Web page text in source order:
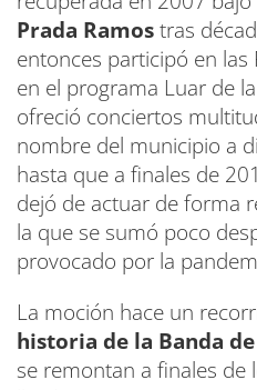
Prada Ramostras
entonces participó en las
en el programa Luar de
ofreció conciertos
nombre del municipio a
hasta que a finales de
dejó de actuar de forma
la que se sumó poco
provocado por la
La moción hace un
historia de la Banda
se remontan a finales de